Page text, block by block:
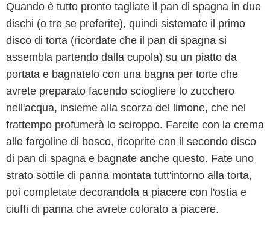
Quando è tutto pronto tagliate il pan di spagna in due
dischi (o tre se preferite), quindi sistemate il primo
disco di torta (ricordate che il pan di spagna si
assembla partendo dalla cupola) su un piatto da
portata e bagnatelo con una bagna per torte che
avrete preparato facendo sciogliere lo zucchero
nell'acqua, insieme alla scorza del limone, che nel
frattempo profumerà lo sciroppo. Farcite con la crema
alle fargoline di bosco, ricoprite con il secondo disco
di pan di spagna e bagnate anche questo. Fate uno
strato sottile di panna montata tutt'intorno alla torta,
poi completate decorandola a piacere con l'ostia e
ciuffi di panna che avrete colorato a piacere.